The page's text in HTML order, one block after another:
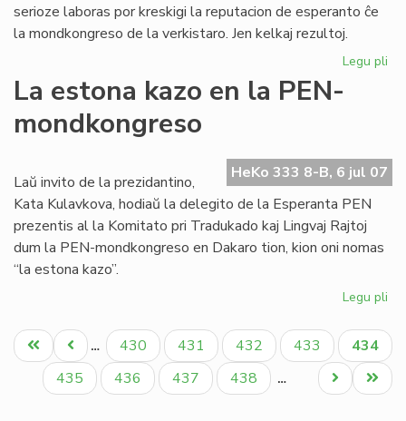
serioze laboras por kreskigi la reputacion de esperanto ĉe
la mondkongreso de la verkistaro. Jen kelkaj rezultoj.
Legu pli
La estona kazo en la PEN-
mondkongreso
HeKo 333 8-B, 6 jul 07
Laŭ invito de la prezidantino,
Kata Kulavkova, hodiaŭ la delegito de la Esperanta PEN
prezentis al la Komitato pri Tradukado kaj Lingvaj Rajtoj
dum la PEN-mondkongreso en Dakaro tion, kion oni nomas
“la estona kazo”.
Legu pli
en
la
Pagination
Unua
paĝo
Antaŭa
paĝo
… Paĝo
430 Paĝo
431 Paĝo
432 Paĝo
433
Aktuala
paĝo
434
Paĝo
435 Paĝo
436 Paĝo
437 Paĝo
438 …
Last
page
Next
page